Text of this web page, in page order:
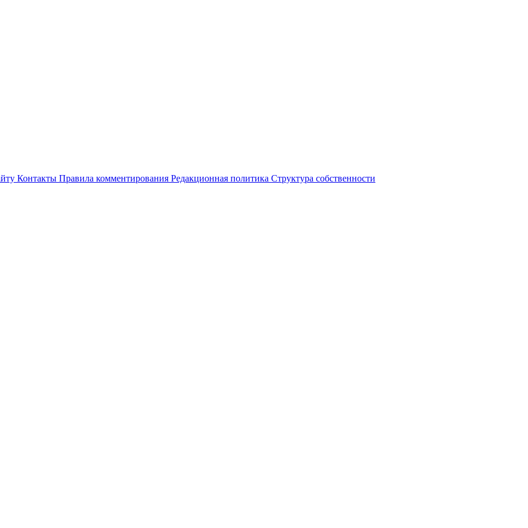
Контакты Правила комментирования Редакционная политика Структура собственности